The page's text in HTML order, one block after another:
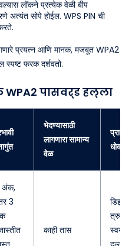
लॉकने प्रत्येक वेळी बीप
अत्यंत सोपे होईल. WPS PIN ची
प्रयत्न आणि मानक, मजबूत WPA2
स्पष्ट फरक दर्शवतो.
WPA2 पासवर्ड हल्ला
भेदण्यासाठी
लागणारा सामान्य
वेळ
धोका
अंक,
3
काही तास
त्रुटी